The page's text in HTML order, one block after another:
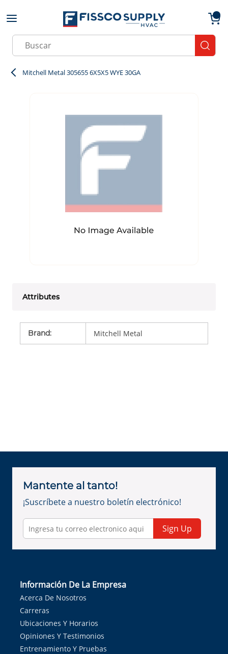
Skip to main content
Site Search
Mitchell Metal 305655 6X5X5 WYE 30GA
Attributes
Brand: Mitchell Metal
Mantente al tanto!
¡Suscríbete a nuestro boletín electrónico!
Sign Up
Información De La Empresa
Acerca De Nosotros
Carreras
Ubicaciones Y Horarios
Opiniones Y Testimonios
Entrenamiento Y Pruebas